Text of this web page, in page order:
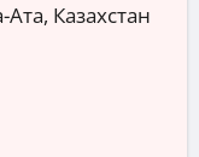
Казахстан